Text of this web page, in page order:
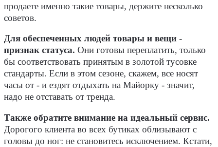
продаете именно такие товары, держите несколько
советов.
Для обеспеченных людей товары и вещи -
признак статуса. Они готовы переплатить, только
бы соответствовать принятым в золотой тусовке
стандарты. Если в этом сезоне, скажем, все носят
часы от - и ездят отдыхать на Майорку - значит,
надо не отставать от тренда.
Также обратите внимание на идеальный сервис.
Дорогого клиента во всех бутиках облизывают с
головы до ног: не становитесь исключением. Кстати,